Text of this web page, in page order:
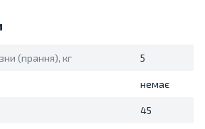
(прання), кг 5
немає
45